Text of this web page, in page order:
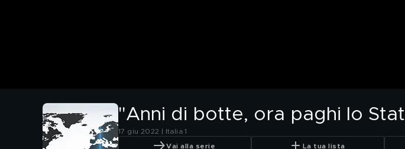
"Anni di botte, ora paghi lo
17 giu 2022 | Italia 1
Vai alla serie La tua lista